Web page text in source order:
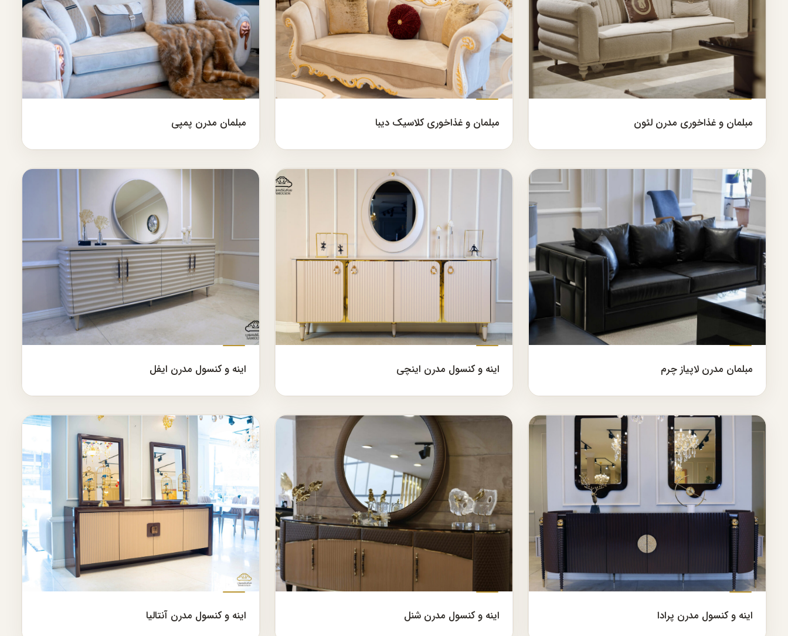
مبلمان و غذاخوری مدرن لئون مبلمان و غذاخوری کلاسیک دیبا مبلمان مدرن پمپی
مبلمان مدرن لاپیاز چرم اینه و کنسول مدرن اینچی اینه و کنسول مدرن ایفل
اینه و کنسول مدرن پرادا اینه و کنسول مدرن شنل اینه و کنسول مدرن آنتالیا